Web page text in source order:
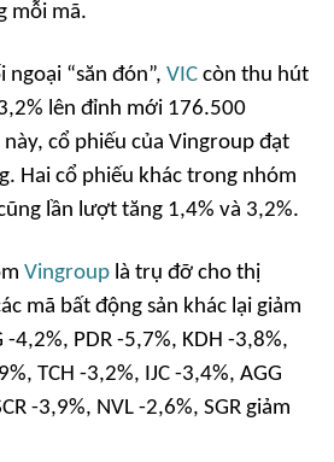
mỗi mã.
“săn đón”, VIC còn thu hút
lên đỉnh mới 176.500
cổ phiếu của Vingroup đạt
Hai cổ phiếu khác trong nhóm
lần lượt tăng 1,4% và 3,2%.
Vingroup là trụ đỡ cho thị
mã bất động sản khác lại giảm
-4,2%, PDR -5,7%, KDH -3,8%,
TCH -3,2%, IJC -3,4%, AGG
-3,9%, NVL -2,6%, SGR giảm